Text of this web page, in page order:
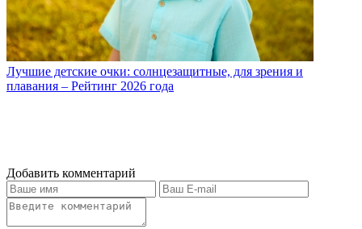
Лучшие детские очки: солнцезащитные, для зрения и
плавания – Рейтинг 2026 года
Добавить комментарий